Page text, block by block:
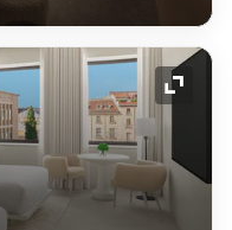
展开